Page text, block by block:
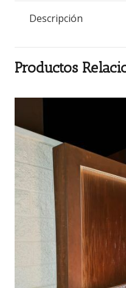
Descripción
Productos